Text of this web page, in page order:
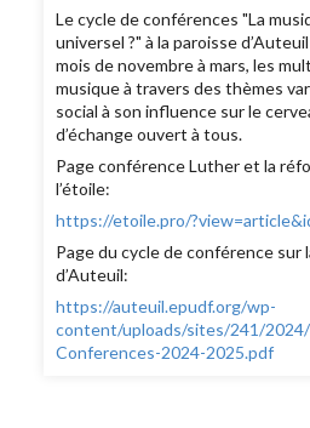
Le cycle de conférences "La
universel ?" à la paroisse
mois de novembre à mars, les
musique à travers des thèmes
social à son influence sur le
d’échange ouvert à tous.
Page conférence Luther et la
l’étoile:
https://etoile.pro/
Page du cycle de conférence sur
d’Auteuil:
https://auteuil.epudf.org/wp-
content/uploads/sites/241/2024/
Conferences-2024-2025.pdf